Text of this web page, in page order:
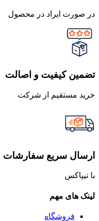
در صورت ایراد در محصول
تضمین کیفیت و اصالت
خرید مستقیم از شرکت
ارسال سریع سفارشات
با تیپاکس
لینک های مهم
فروشگاه